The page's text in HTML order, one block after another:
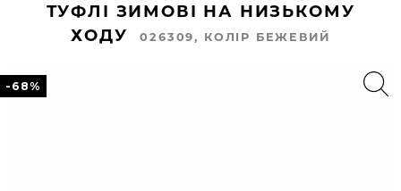
ТУФЛІ ЗИМОВІ НА НИЗЬКОМУ
ХОДУ026309, КОЛIР БЕЖЕВИЙ
-68%